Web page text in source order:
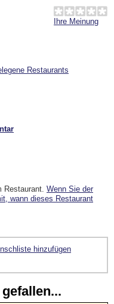
Ihre Meinung
Restaurants
Restaurant. Wenn Sie der
wann dieses Restaurant
hinzufügen